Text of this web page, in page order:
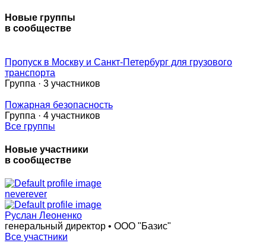
Новые группы
в сообществе
Пропуск в Москву и Санкт-Петербург для грузового
транспорта
Группа · 3 участников
Пожарная безопасность
Группа · 4 участников
Все группы
Новые участники
в сообществе
neverever
Руслан Леоненко
генеральный директор • ООО "Базис"
Все участники